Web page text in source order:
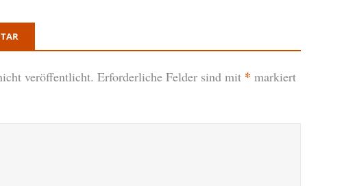
veröffentlicht. Erforderliche Felder sind mit * markiert